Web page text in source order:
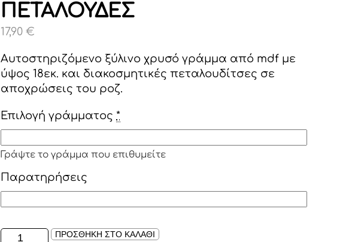
ΠΕΤΑΛΟΥΔΕΣ
17,90€
Αυτοστηριζόμενο ξύλινο χρυσό γράμμα από mdf με
ύψος 18εκ. και διακοσμητικές πεταλουδίτσες σε
αποχρώσεις του ροζ.
Επιλογή γράμματος *
Γράψτε το γράμμα που επιθυμείτε
Παρατηρήσεις
ΑΥΤΟΣΤΗΡΙΖΟΜΕΝΟ
ΠΡΟΣΘΗΚΗ ΣΤΟ ΚΑΛΑΘΙ